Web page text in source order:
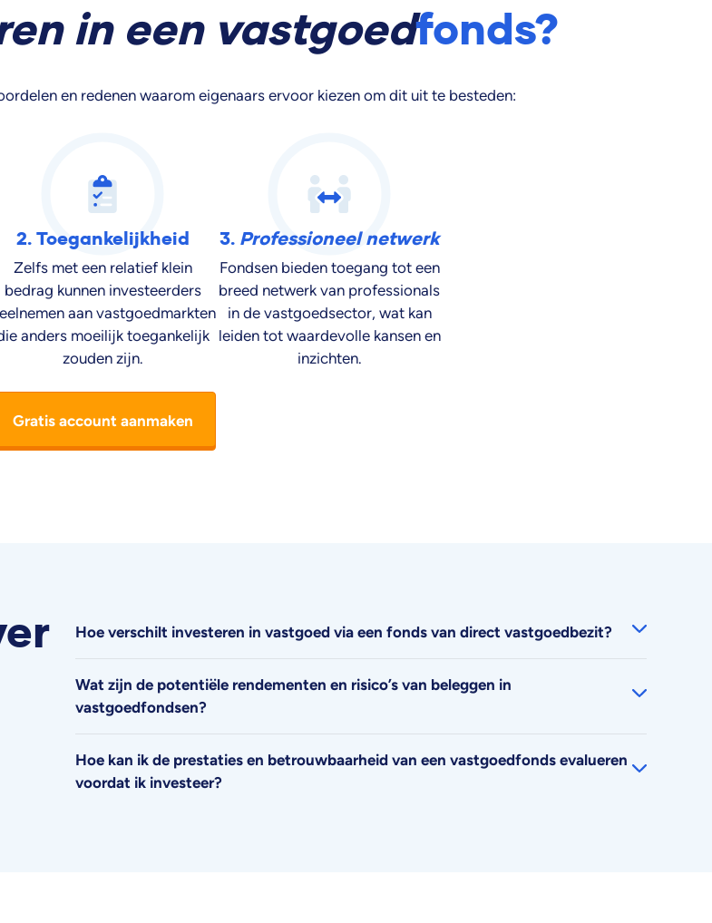
in een vastgoedfonds?
en redenen waarom eigenaars ervoor kiezen om dit uit te besteden:
2. Toegankelijkheid
Zelfs met een relatief klein
bedrag kunnen investeerders
aan vastgoedmarkten
anders moeilijk toegankelijk
zouden zijn.
3. Professioneel netwerk
Fondsen bieden toegang tot een
breed netwerk van professionals
in de vastgoedsector, wat kan
leiden tot waardevolle kansen en
inzichten.
Gratis account aanmaken
Hoe verschilt investeren in vastgoed via een fonds van direct vastgoedbezit?
Wat zijn de potentiële rendementen en risico’s van beleggen in
vastgoedfondsen?
Hoe kan ik de prestaties en betrouwbaarheid van een vastgoedfonds evalueren
voordat ik investeer?